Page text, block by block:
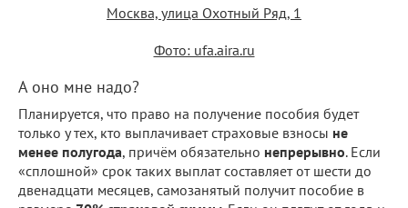
Москва, улица Охотный Ряд, 1
Фото: ufa.aira.ru
А оно мне надо?
Планируется, что право на получение пособия будет
только у тех, кто выплачивает страховые взносы не
менее полугода, причём обязательно непрерывно. Если
«сплошной» срок таких выплат составляет от шести до
двенадцати месяцев, самозанятый получит пособие в